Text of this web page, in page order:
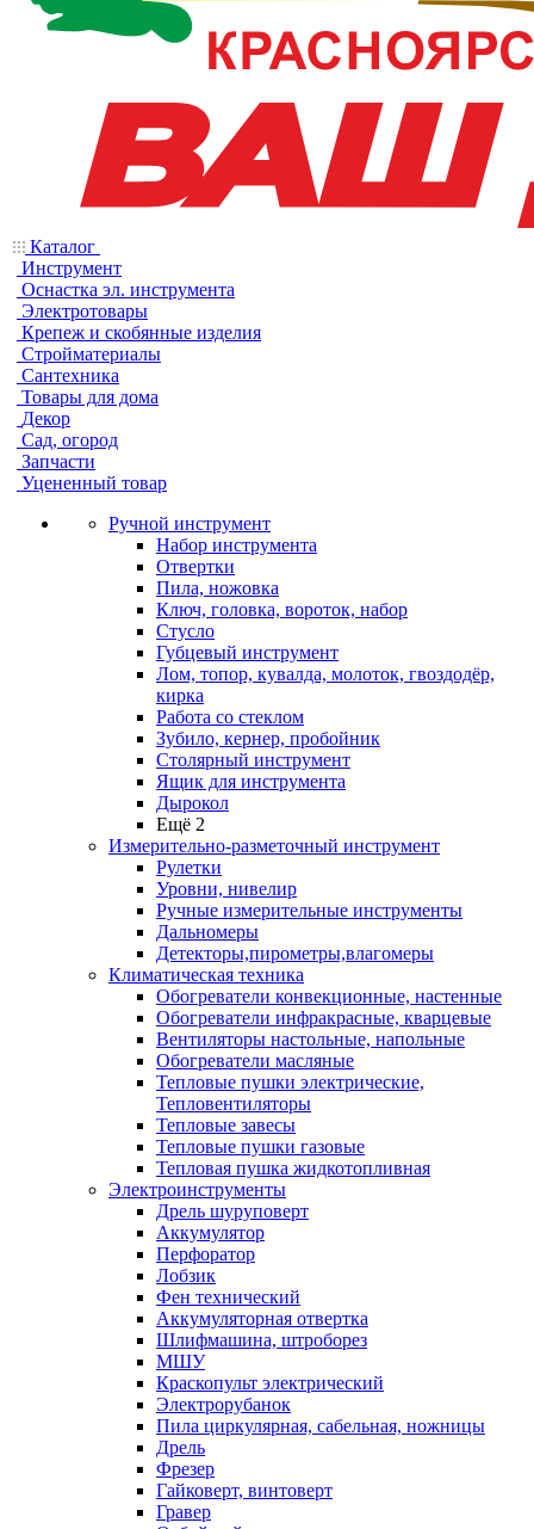
Каталог
Инструмент
Оснастка эл. инструмента
Электротовары
Крепеж и скобянные изделия
Стройматериалы
Сантехника
Товары для дома
Декор
Сад, огород
Запчасти
Уцененный товар
Ручной инструмент
Набор инструмента
Отвертки
Пила, ножовка
Ключ, головка, вороток, набор
Стусло
Губцевый инструмент
Лом, топор, кувалда, молоток, гвоздодёр,
кирка
Работа со стеклом
Зубило, кернер, пробойник
Столярный инструмент
Ящик для инструмента
Дырокол
Ещё 2
Измерительно-разметочный инструмент
Рулетки
Уровни, нивелир
Ручные измерительные инструменты
Дальномеры
Детекторы,пирометры,влагомеры
Климатическая техника
Обогреватели конвекционные, настенные
Обогреватели инфракрасные, кварцевые
Вентиляторы настольные, напольные
Обогреватели масляные
Тепловые пушки электрические,
Тепловентиляторы
Тепловые завесы
Тепловые пушки газовые
Тепловая пушка жидкотопливная
Электроинструменты
Дрель шуруповерт
Аккумулятор
Перфоратор
Лобзик
Фен технический
Аккумуляторная отвертка
Шлифмашина, штроборез
МШУ
Краскопульт электрический
Электрорубанок
Пила циркулярная, сабельная, ножницы
Дрель
Фрезер
Гайковерт, винтоверт
Гравер